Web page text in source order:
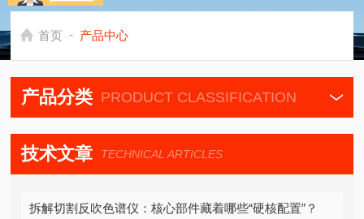
首页 - 产品中心
产品分类 PRODUCT CLASSIFICATION
技术文章 TECHNICAL ARTICLES
拆解切割反吹色谱仪：核心部件藏着哪些“硬核配置”？